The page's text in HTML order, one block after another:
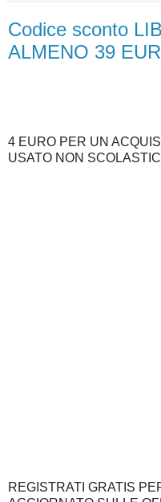
Codice sconto
ALMENO 39
4 EURO PER UN
USATO NON SCOLASTICI
REGISTRATI GRATIS